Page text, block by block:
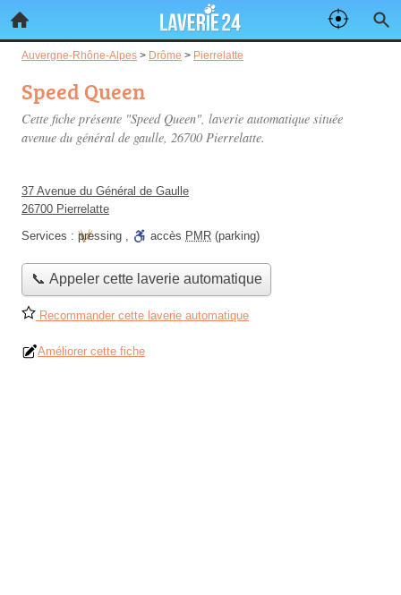
Auvergne-Rhône-Alpes > Drôme > Pierrelatte
Speed Queen
Cette fiche présente "Speed Queen", laverie automatique située
avenue du général de gaulle, 26700 Pierrelatte.
37 Avenue du Général de Gaulle
26700 Pierrelatte
Services : pressing , accès PMR (parking)
📞 Appeler cette laverie automatique
Recommander cette laverie automatique
Améliorer cette fiche